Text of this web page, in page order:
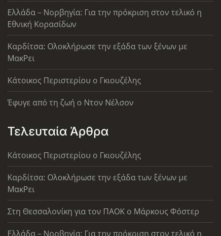
Ελλάδα – Νορβηγία: Για την πρόκριση στον τελικό η
Εθνική Κορασίδων
Καρδίτσα: Ολοκλήρωσε την εξάδα των ξένων με
ΜακΡει
Κάτοικος Περιστερίου ο Γκιουζέλης
Έφυγε από τη ζωή ο Ντον Νέλσον
Τελευταία Άρθρα
Κάτοικος Περιστερίου ο Γκιουζέλης
Καρδίτσα: Ολοκλήρωσε την εξάδα των ξένων με
ΜακΡει
Στη Θεσσαλονίκη για τον ΠΑΟΚ ο Μάρκους Φόστερ
Ελλάδα – Νορβηγία: Για την πρόκριση στον τελικό η